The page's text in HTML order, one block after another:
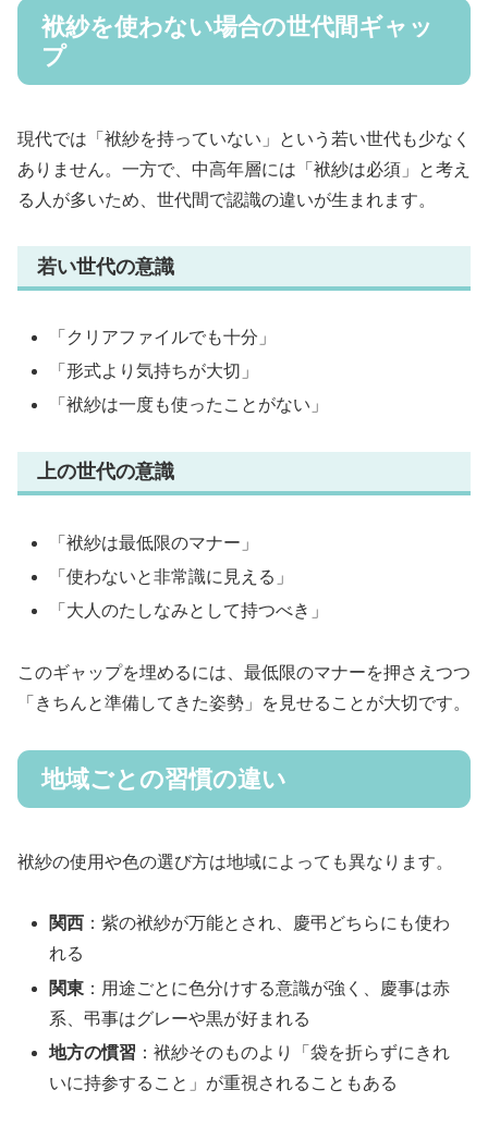
袱紗を使わない場合の世代間ギャッ
プ
現代では「袱紗を持っていない」という若い世代も少なく
ありません。一方で、中高年層には「袱紗は必須」と考え
る人が多いため、世代間で認識の違いが生まれます。
若い世代の意識
「クリアファイルでも十分」
「形式より気持ちが大切」
「袱紗は一度も使ったことがない」
上の世代の意識
「袱紗は最低限のマナー」
「使わないと非常識に見える」
「大人のたしなみとして持つべき」
このギャップを埋めるには、最低限のマナーを押さえつつ
「きちんと準備してきた姿勢」を見せることが大切です。
地域ごとの習慣の違い
袱紗の使用や色の選び方は地域によっても異なります。
関西 ：紫の袱紗が万能とされ、慶弔どちらにも使わ
れる
関東 ：用途ごとに色分けする意識が強く、慶事は赤
系、弔事はグレーや黒が好まれる
地方の慣習 ：袱紗そのものより「袋を折らずにきれ
いに持参すること」が重視されることもある